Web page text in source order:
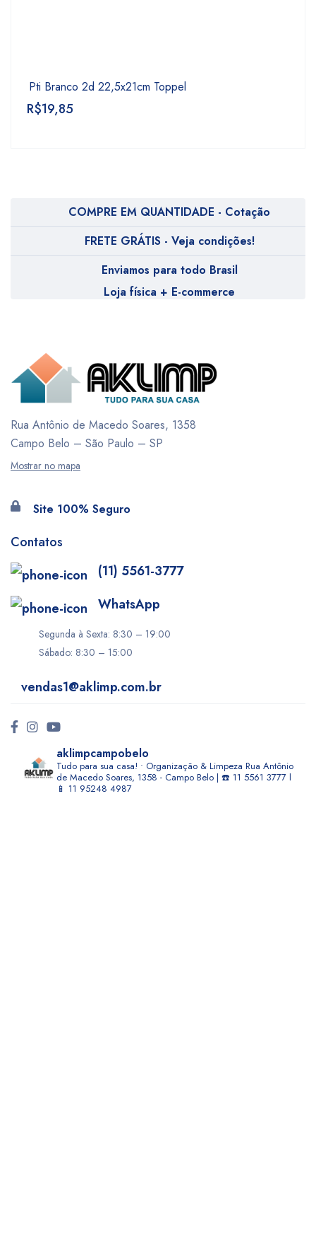
Pti Branco 2d 22,5x21cm Toppel
R$19,85
COMPRE EM QUANTIDADE - Cotação
FRETE GRÁTIS - Veja condições!
Enviamos para todo Brasil
Loja física + E-commerce
Rua Antônio de Macedo Soares, 1358
Campo Belo – São Paulo – SP
Mostrar no mapa
Site 100% Seguro
Contatos
(11) 5561-3777
WhatsApp
Segunda à Sexta: 8:30 – 19:00
Sábado: 8:30 – 15:00
vendas1@aklimp.com.br
aklimpcampobelo
Tudo para sua casa! • Organização & Limpeza Rua Antônio
de Macedo Soares, 1358 - Campo Belo | ☎️ 11 5561 3777 l
📱 11 95248 4987